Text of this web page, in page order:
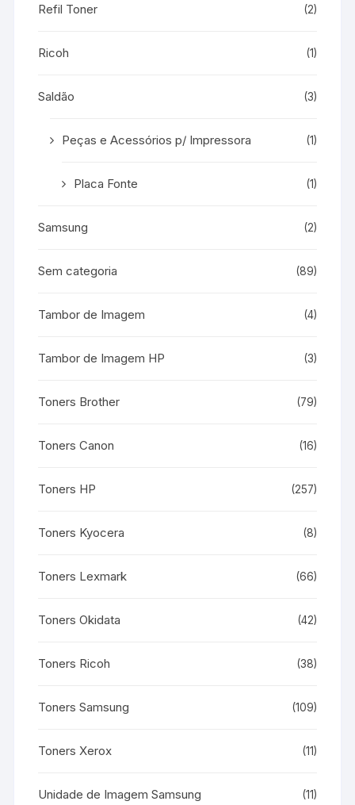
Refil Toner (2)
Ricoh (1)
Saldão (3)
Peças e Acessórios p/ Impressora (1)
Placa Fonte (1)
Samsung (2)
Sem categoria (89)
Tambor de Imagem (4)
Tambor de Imagem HP (3)
Toners Brother (79)
Toners Canon (16)
Toners HP (257)
Toners Kyocera (8)
Toners Lexmark (66)
Toners Okidata (42)
Toners Ricoh (38)
Toners Samsung (109)
Toners Xerox (11)
Unidade de Imagem Samsung (11)